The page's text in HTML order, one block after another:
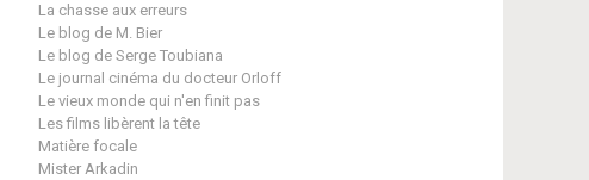
La chasse aux erreurs
Le blog de M. Bier
Le blog de Serge Toubiana
Le journal cinéma du docteur Orloff
Le vieux monde qui n'en finit pas
Les films libèrent la tête
Matière focale
Mister Arkadin